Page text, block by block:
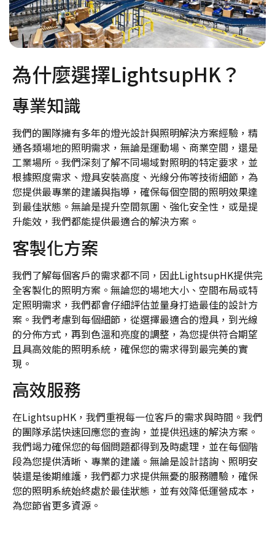
為什麼選擇LightsupHK？
專業知識
我們的團隊擁有多年的燈光設計與照明解決方案經驗，精
通各類場地的照明需求，無論是運動場、商業空間，還是
工業場所。我們深刻了解不同場域對照明的特定要求，並
根據照度需求、燈具安裝高度、光線分佈等技術細節，為
您提供最專業的建議與指導，確保每個空間的照明效果達
到最佳狀態。無論是提升空間氛圍、強化安全性，或是提
升能效，我們都能提供最適合的解決方案。
客製化方案
我們了解每個客戶的需求都不同，因此LightsupHK提供完
全客製化的照明方案。無論您的場地大小、空間布局或特
定照明需求，我們都會仔細評估並量身打造最佳的設計方
案。我們考慮到每個細節，從選擇最適合的燈具，到光線
的分佈方式，再到色溫和亮度的調整，為您提供符合期望
且具高效能的照明系統，確保您的需求得到最完美的實
現。
高效服務
在LightsupHK，我們重視每一位客戶的需求與時間。我們
的團隊承諾快速回應您的查詢，並提供迅速的解決方案。
我們竭力確保您的每個問題都得到及時處理，並在每個階
段為您提供清晰、專業的建議。無論是設計諮詢、照明安
裝還是後期維護，我們都力求提供無憂的服務體驗，確保
您的照明系統始終處於最佳狀態，並有效降低運營成本，
為您節省更多資源。